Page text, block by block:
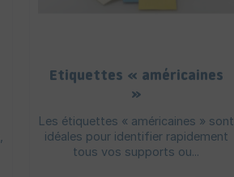
Etiquettes « américaines
»
Les étiquettes « américaines » sont
idéales pour identifier rapidement
tous vos supports ou...